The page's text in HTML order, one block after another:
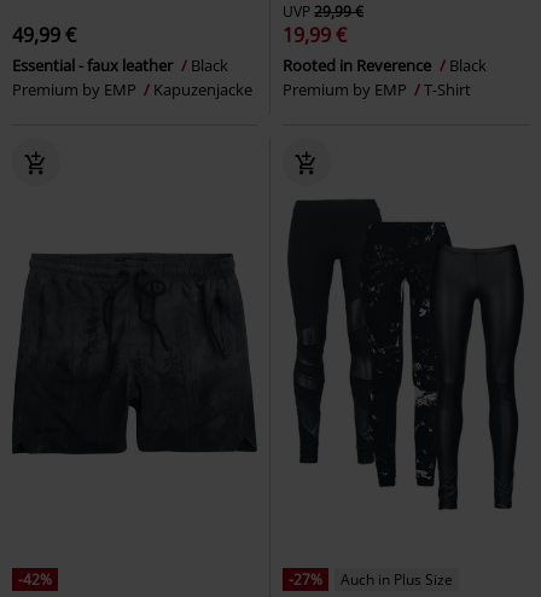
49,99 €
Essential - faux leather
Black
Premium by EMP
Kapuzenjacke
UVP29,99 €
19,99 €
Rooted in Reverence
Black
Premium by EMP
T-Shirt
-42%
-27%
Auch in Plus Size